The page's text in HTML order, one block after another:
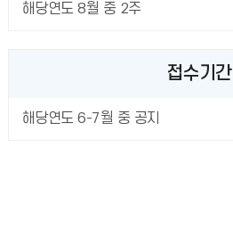
해당연도 8월 중 2주
접수기간
해당연도 6-7월 중 공지